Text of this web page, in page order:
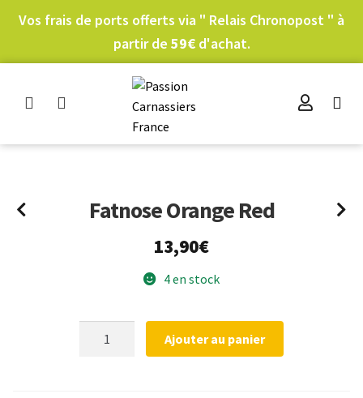
Vos frais de ports offerts via " Relais Chronopost " à
partir de 59€ d'achat.
Fatnose Orange Red
13,90€
4 en stock
Ajouter au panier